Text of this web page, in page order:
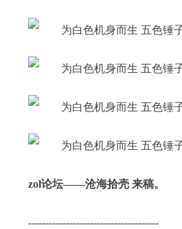
zol论坛——沧海拾壳 来稿。
--------------------------------------